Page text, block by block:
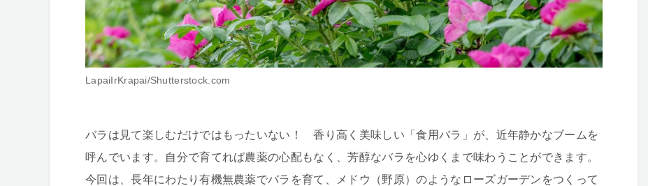
LapaiIrKrapai/Shutterstock.com
バラは見て楽しむだけではもったいない！ 香り高く美味しい「食用バラ」が、近年静かなブームを
呼んでいます。自分で育てれば農薬の心配もなく、芳醇なバラを心ゆくまで味わうことができます。
今回は、長年にわたり有機無農薬でバラを育て、メドウ（野原）のようなローズガーデンをつくって